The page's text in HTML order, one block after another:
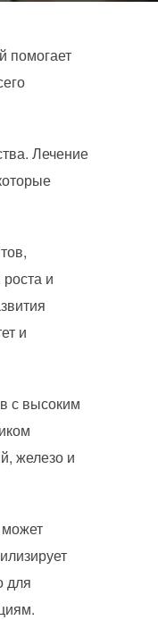
помогает
Лечение
и
и
с высоким
железо и
для